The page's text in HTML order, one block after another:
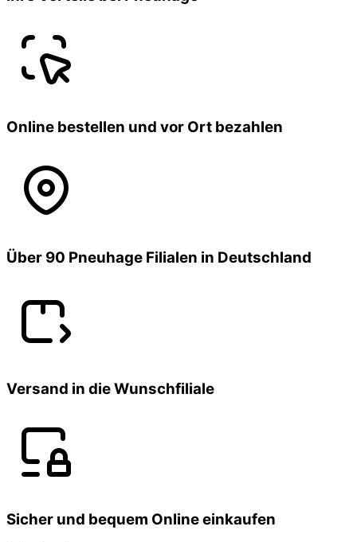
Online bestellen und vor Ort bezahlen
Über 90 Pneuhage Filialen in Deutschland
Versand in die Wunschfiliale
Sicher und bequem Online einkaufen